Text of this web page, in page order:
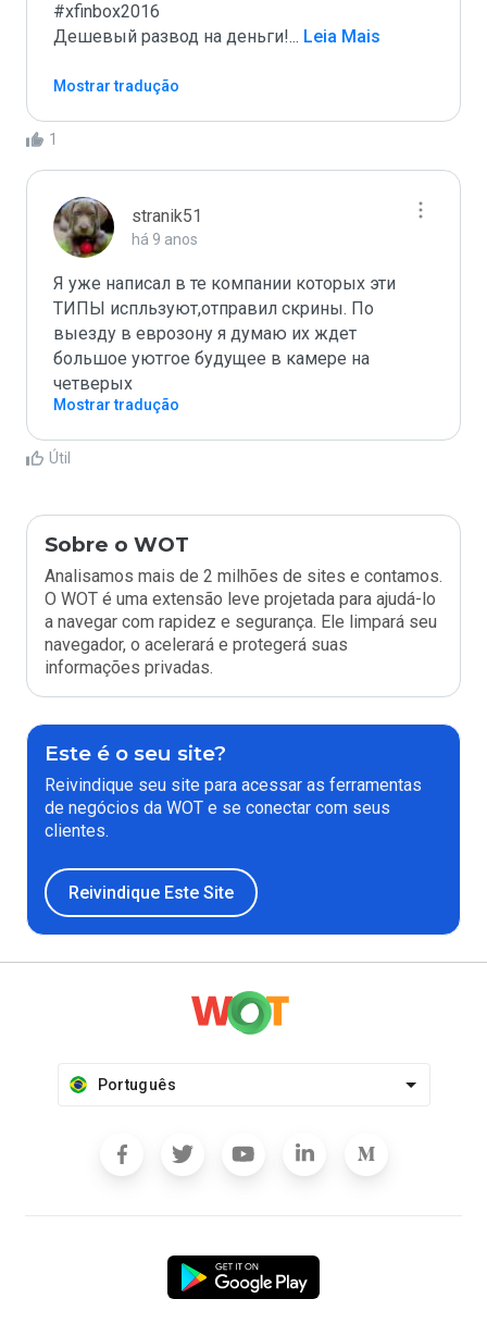
#xfinbox2016
Дешевый развод на деньги!... Leia Mais
Mostrar tradução
1
stranik51
há 9 anos
Я уже написал в те компании которых эти
ТИПЫ испльзуют,отправил скрины. По
выезду в еврозону я думаю их ждет
большое уютгое будущее в камере на
четверых
Mostrar tradução
Útil
Sobre o WOT
Analisamos mais de 2 milhões de sites e contamos.
O WOT é uma extensão leve projetada para ajudá-lo
a navegar com rapidez e segurança. Ele limpará seu
navegador, o acelerará e protegerá suas
informações privadas.
Este é o seu site?
Reivindique seu site para acessar as ferramentas
de negócios da WOT e se conectar com seus
clientes.
Reivindique Este Site
Português